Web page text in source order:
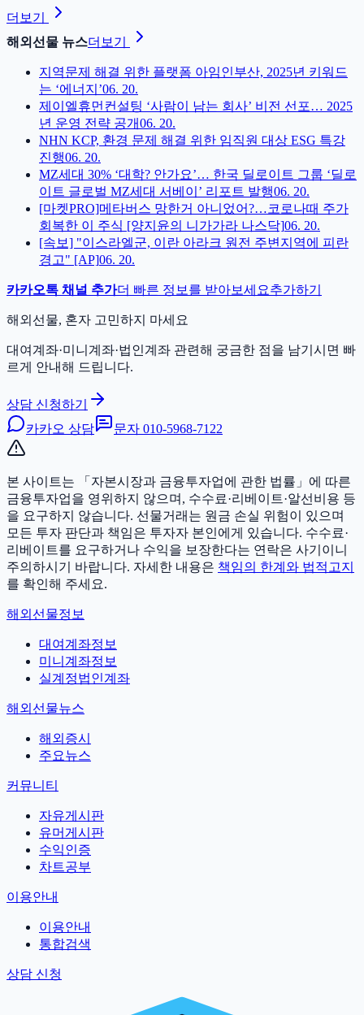
더보기
해외선물 뉴스더보기
지역문제 해결 위한 플랫폼 아임인부산, 2025년 키워드
는 ‘에너지’06. 20.
제이엘휴먼컨설팅 ‘사람이 남는 회사’ 비전 선포… 2025
년 운영 전략 공개06. 20.
NHN KCP, 환경 문제 해결 위한 임직원 대상 ESG 특강
진행06. 20.
MZ세대 30% ‘대학? 안가요’… 한국 딜로이트 그룹 ‘딜로
이트 글로벌 MZ세대 서베이’ 리포트 발행06. 20.
[마켓PRO]메타버스 망한거 아니었어?…코로나때 주가
회복한 이 주식 [양지윤의 니가가라 나스닥]06. 20.
[속보] "이스라엘군, 이란 아라크 원전 주변지역에 피란
경고" [AP]06. 20.
카카오톡 채널 추가더 빠른 정보를 받아보세요추가하기
해외선물, 혼자 고민하지 마세요
대여계좌·미니계좌·법인계좌 관련해 궁금한 점을 남기시면 빠
르게 안내해 드립니다.
상담 신청하기
카카오 상담
문자 010-5968-7122
본 사이트는 「자본시장과 금융투자업에 관한 법률」에 따른
금융투자업을 영위하지 않으며, 수수료·리베이트·알선비용 등
을 요구하지 않습니다. 선물거래는 원금 손실 위험이 있으며
모든 투자 판단과 책임은 투자자 본인에게 있습니다. 수수료·
리베이트를 요구하거나 수익을 보장한다는 연락은 사기이니
주의하시기 바랍니다. 자세한 내용은 책임의 한계와 법적고지
를 확인해 주세요.
해외선물정보
대여계좌정보
미니계좌정보
실계정법인계좌
해외선물뉴스
해외증시
주요뉴스
커뮤니티
자유게시판
유머게시판
수익인증
차트공부
이용안내
이용안내
통합검색
상담 신청